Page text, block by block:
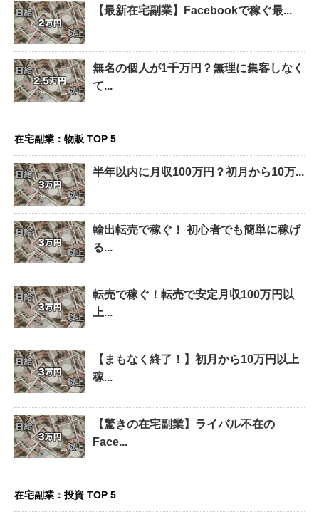
【最新在宅副業】Facebookで稼ぐ最...
無名の個人が1千万円？無理に集客しなく
て...
在宅副業：物販 TOP 5
半年以内に月収100万円？初月から10万...
輸出転売で稼ぐ！ 初心者でも簡単に稼げ
る...
転売で稼ぐ！転売で安定月収100万円以
上...
【まもなく終了！】初月から10万円以上
稼...
【驚きの在宅副業】ライバル不在の
Face...
在宅副業：投資 TOP 5